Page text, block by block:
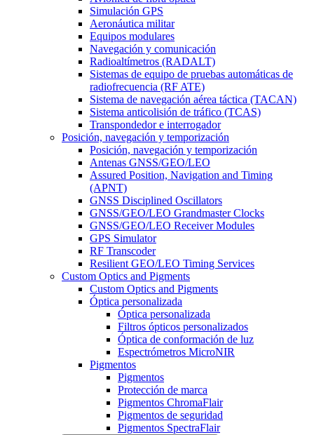
Simulación GPS
Aeronáutica militar
Equipos modulares
Navegación y comunicación
Radioaltímetros (RADALT)
Sistemas de equipo de pruebas automáticas de
radiofrecuencia (RF ATE)
Sistema de navegación aérea táctica (TACAN)
Sistema anticolisión de tráfico (TCAS)
Transpondedor e interrogador
Posición, navegación y temporización
Posición, navegación y temporización
Antenas GNSS/GEO/LEO
Assured Position, Navigation and Timing
(APNT)
GNSS Disciplined Oscillators
GNSS/GEO/LEO Grandmaster Clocks
GNSS/GEO/LEO Receiver Modules
GPS Simulator
RF Transcoder
Resilient GEO/LEO Timing Services
Custom Optics and Pigments
Custom Optics and Pigments
Óptica personalizada
Óptica personalizada
Filtros ópticos personalizados
Óptica de conformación de luz
Espectrómetros MicroNIR
Pigmentos
Pigmentos
Protección de marca
Pigmentos ChromaFlair
Pigmentos de seguridad
Pigmentos SpectraFlair